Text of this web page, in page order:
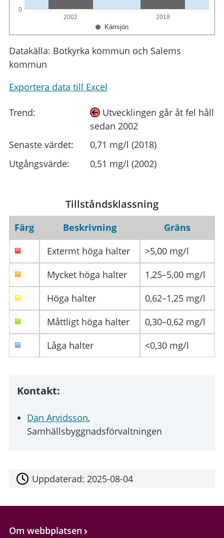
Kärrsjön
2002 2018
0
Datakälla: Botkyrka kommun och Salems
kommun
Exportera data till Excel
Trend:
Utvecklingen går åt fel håll
sedan 2002
Senaste värdet:
0,71 mg/l (2018)
Utgångsvärde:
0,51 mg/l (2002)
Tillståndsklassning
Färg Beskrivning
Gräns
Extermt höga halter
>5,00 mg/l
Mycket höga halter
1,25–5,00 mg/l
Höga halter
0,62–1,25 mg/l
Måttligt höga halter
0,30–0,62 mg/l
Låga halter
<0,30 mg/l
Kontakt:
Dan Arvidsson,
Samhällsbyggnadsförvaltningen
Uppdaterad: 2025-08-04
Om webbplatsen